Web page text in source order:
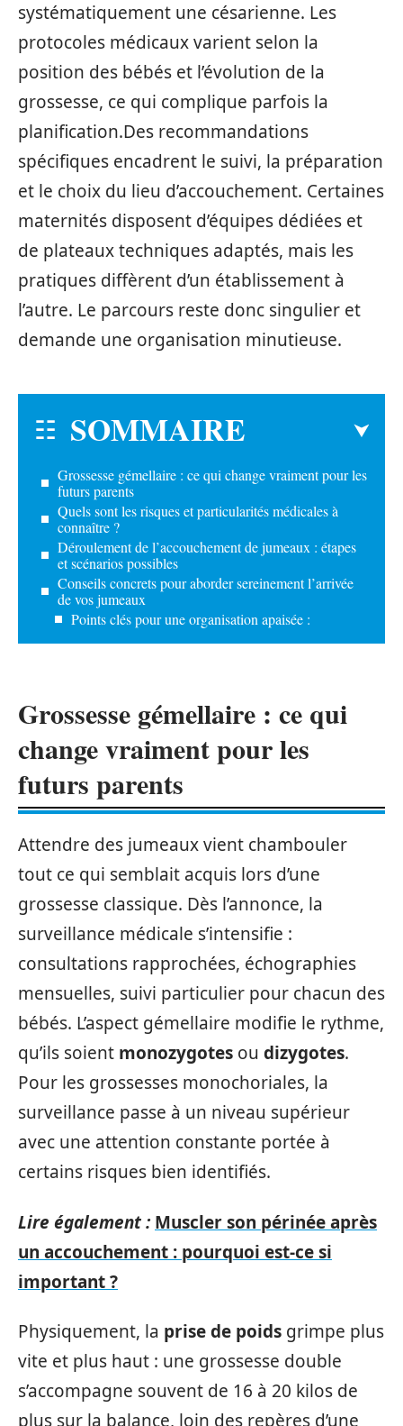
systématiquement une césarienne. Les
protocoles médicaux varient selon la
position des bébés et l’évolution de la
grossesse, ce qui complique parfois la
planification.Des recommandations
spécifiques encadrent le suivi, la préparation
et le choix du lieu d’accouchement. Certaines
maternités disposent d’équipes dédiées et
de plateaux techniques adaptés, mais les
pratiques diffèrent d’un établissement à
l’autre. Le parcours reste donc singulier et
demande une organisation minutieuse.
SOMMAIRE
Grossesse gémellaire : ce qui change vraiment pour les
futurs parents
Quels sont les risques et particularités médicales à
connaître ?
Déroulement de l’accouchement de jumeaux : étapes
et scénarios possibles
Conseils concrets pour aborder sereinement l’arrivée
de vos jumeaux
Points clés pour une organisation apaisée :
Grossesse gémellaire : ce qui
change vraiment pour les
futurs parents
Attendre des jumeaux vient chambouler
tout ce qui semblait acquis lors d’une
grossesse classique. Dès l’annonce, la
surveillance médicale s’intensifie :
consultations rapprochées, échographies
mensuelles, suivi particulier pour chacun des
bébés. L’aspect gémellaire modifie le rythme,
qu’ils soient monozygotes ou dizygotes.
Pour les grossesses monochoriales, la
surveillance passe à un niveau supérieur
avec une attention constante portée à
certains risques bien identifiés.
Lire également : Muscler son périnée après
un accouchement : pourquoi est-ce si
important ?
Physiquement, la prise de poids grimpe plus
vite et plus haut : une grossesse double
s’accompagne souvent de 16 à 20 kilos de
plus sur la balance, loin des repères d’une